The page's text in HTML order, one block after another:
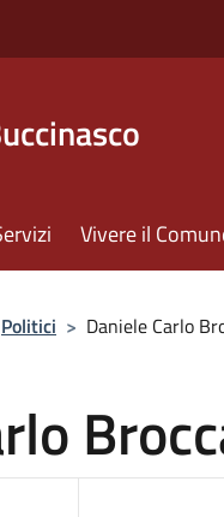
Vivere il
Politici > Daniele Carlo